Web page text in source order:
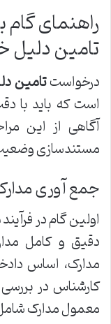
راهنمای
تامین دلیل
درخواستتامین
است که باید با
آگاهی از این
مستندسازی
جمع آوری
اولین گام در فرآیند
دقیق و کامل
مدارک، اساس
کارشناس در
معمول مدارک